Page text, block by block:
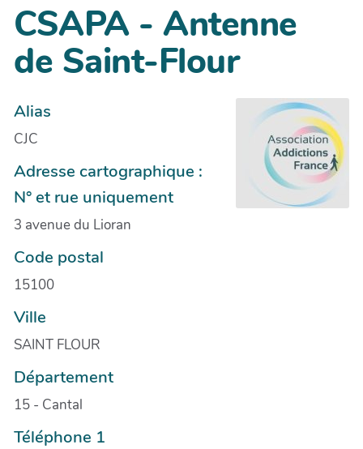
CSAPA - Antenne
de Saint-Flour
Alias
CJC
Adresse cartographique :
N° et rue uniquement
3 avenue du Lioran
Code postal
15100
Ville
SAINT FLOUR
Département
15 - Cantal
Téléphone 1